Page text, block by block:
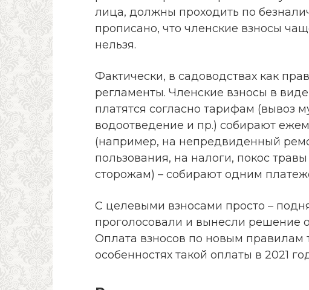
лица, должны проходить по
прописано, что членские взносы
нельзя.
Фактически, в садоводствах как
регламенты. Членские взносы в
платятся согласно тарифам (вывоз
водоотведение и пр.) собирают
(например, на непредвиденный
пользования, на налоги, покос
сторожам) – собирают одним
С целевыми взносами просто –
проголосовали и вынесли решение
Оплата взносов по новым правилам
особенностях такой оплаты в 2021